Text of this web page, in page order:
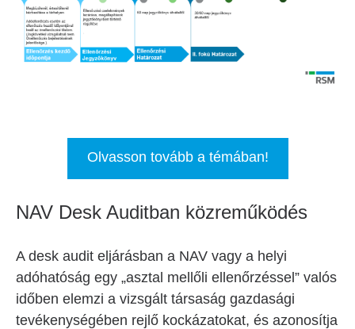
Olvasson tovább a témában!
NAV Desk Auditban közreműködés
A desk audit eljárásban a NAV vagy a helyi
adóhatóság egy „asztal mellőli ellenőrzéssel” valós
időben elemzi a vizsgált társaság gazdasági
tevékenységében rejlő kockázatokat, és azonosítja